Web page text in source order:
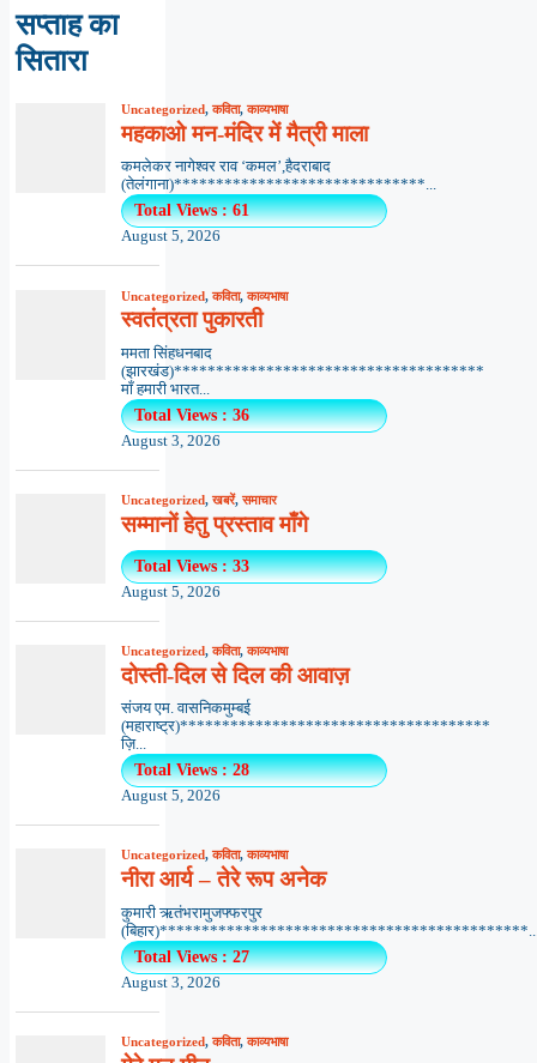
सप्ताह का
सितारा
Uncategorized,कविता,काव्यभाषा
महकाओ मन-मंदिर में मैत्री माला
कमलेकर नागेश्वर राव ‘कमल’,हैदराबाद
(तेलंगाना)******************************...
Total Views : 61
August 5, 2026
Uncategorized,कविता,काव्यभाषा
स्वतंत्रता पुकारती
ममता सिंहधनबाद
(झारखंड)*************************************
माँ हमारी भारत...
Total Views : 36
August 3, 2026
Uncategorized,खबरें,समाचार
सम्मानों हेतु प्रस्ताव माँगे
Total Views : 33
August 5, 2026
Uncategorized,कविता,काव्यभाषा
दोस्ती-दिल से दिल की आवाज़
संजय एम. वासनिकमुम्बई
(महाराष्ट्र)*************************************
ज़ि...
Total Views : 28
August 5, 2026
Uncategorized,कविता,काव्यभाषा
नीरा आर्य – तेरे रूप अनेक
कुमारी ऋतंभरामुजफ्फरपुर
Total Views : 27
August 3, 2026
Uncategorized,कविता,काव्यभाषा